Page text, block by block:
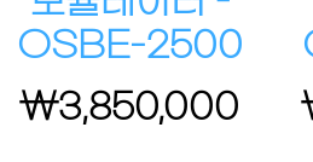
OSBE-2500
₩3,850,000